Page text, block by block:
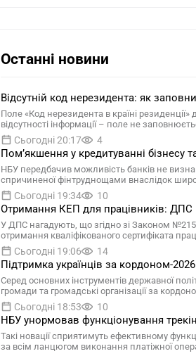
Останні новини
Відсутній код нерезидента: як
Поле «Код нерезидента в країні
відсутності інформації – поле не
Сьогодні 20:17 4
Помʼякшення у кредитуванні бізнесу
НБУ передбачив можливість банків не
спричиненої фінтруднощами внаслідок
Сьогодні 19:34 10
Отримання КЕП для працівників:
У ДПС нагадують, що згідно зі Законом
отримання кваліфікованого сертифіката
Сьогодні 19:06 14
Підтримка українців за кордоном-
Серед основних інструментів державної
громади та громадські організації за
Сьогодні 18:53 10
НБУ унормовав функціонування
Такі новації сприятимуть ефективному
за всім ланцюгом виконання платіжної